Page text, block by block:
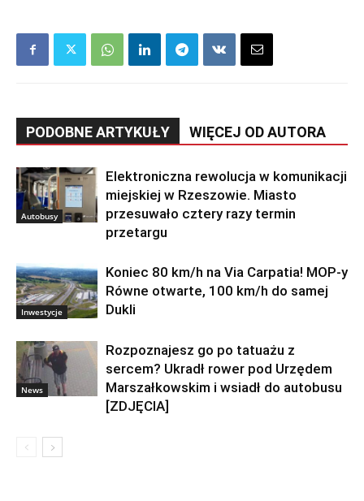
PODOBNE ARTYKUŁY WIĘCEJ OD AUTORA
Autobusy
Elektroniczna rewolucja w komunikacji
miejskiej w Rzeszowie. Miasto
przesuwało cztery razy termin
przetargu
Inwestycje
Koniec 80 km/h na Via Carpatia! MOP-y
Równe otwarte, 100 km/h do samej
Dukli
News
Rozpoznajesz go po tatuażu z
sercem? Ukradł rower pod Urzędem
Marszałkowskim i wsiadł do autobusu
[ZDJĘCIA]